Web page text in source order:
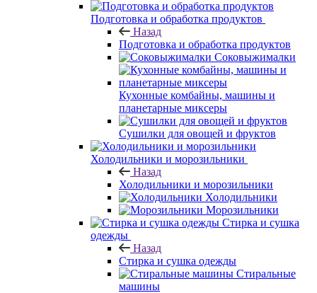
Подготовка и обработка продуктов
Назад
Подготовка и обработка продуктов
Соковыжималки
Кухонные комбайны, машины и
планетарные миксеры
Сушилки для овощей и фруктов
Холодильники и морозильники
Назад
Холодильники и морозильники
Холодильники
Морозильники
Стирка и сушка
одежды
Назад
Стирка и сушка одежды
Стиральные
машины